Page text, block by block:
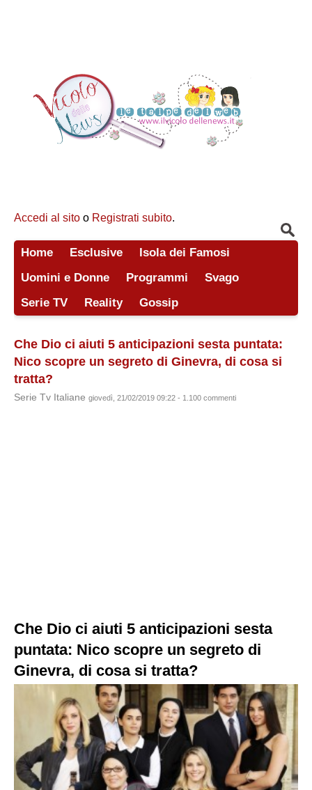
Accedi al sito o Registrati subito.
Home Esclusive
Isola dei Famosi
Uomini e Donne
Programmi
Svago
Serie TV
Reality Gossip
Che Dio ci aiuti 5 anticipazioni sesta puntata:
Nico scopre un segreto di Ginevra, di cosa si
tratta?
Serie Tv Italiane giovedì, 21/02/2019 09:22 - 1.100 commenti
Che Dio ci aiuti 5 anticipazioni sesta
puntata: Nico scopre un segreto di
Ginevra, di cosa si tratta?